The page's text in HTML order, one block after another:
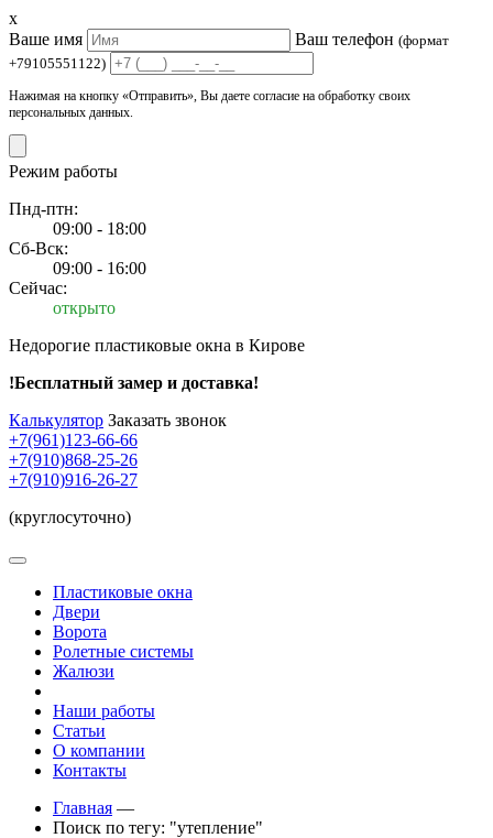
x
Ваше имя
Ваш телефон (формат
+79105551122)
Нажимая на кнопку «Отправить», Вы даете согласие на обработку своих
персональных данных.
Режим работы
Пнд-птн:
09:00 - 18:00
Сб-Вск:
09:00 - 16:00
Сейчас:
открыто
Недорогие пластиковые окна в Кирове
!Бесплатный замер и доставка!
Калькулятор Заказать звонок
+7(961)123-66-66
+7(910)868-25-26
+7(910)916-26-27
(круглосуточно)
Пластиковые окна
Двери
Ворота
Ролетные системы
Жалюзи
Наши работы
Статьи
О компании
Контакты
Главная —
Поиск по тегу: "утепление"